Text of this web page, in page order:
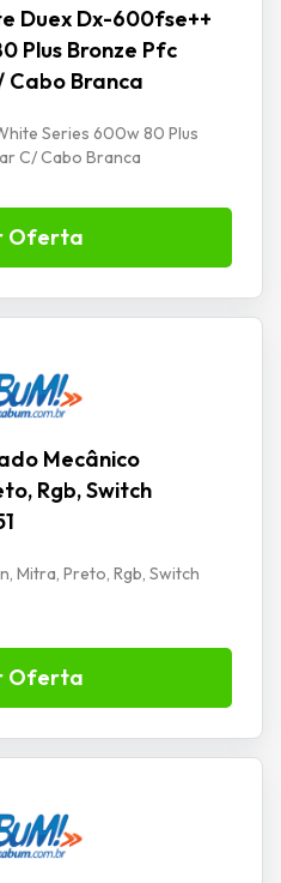
Duex Dx-600fse++
Plus Bronze Pfc
Cabo Branca
Series 600w 80 Plus
C/ Cabo Branca
Oferta
Mecânico
Rgb, Switch
Mitra, Preto, Rgb, Switch
Oferta